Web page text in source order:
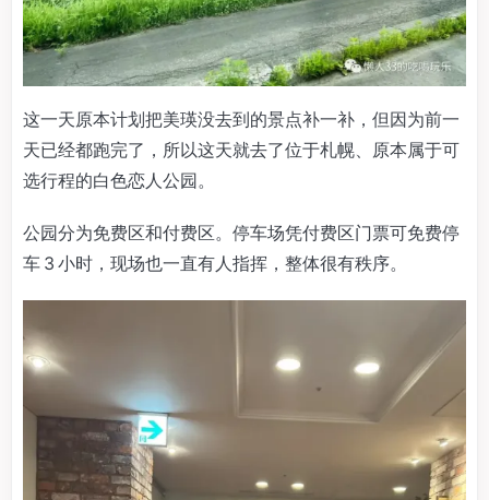
这一天原本计划把美瑛没去到的景点补一补，但因为前一
天已经都跑完了，所以这天就去了位于札幌、原本属于可
选行程的白色恋人公园。
公园分为免费区和付费区。停车场凭付费区门票可免费停
车 3 小时，现场也一直有人指挥，整体很有秩序。